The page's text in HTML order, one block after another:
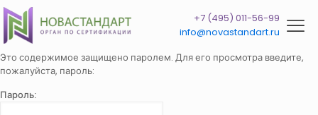
+7 (495) 011-56-99
info@novastandart.ru
Это содержимое защищено паролем. Для его просмотра введите,
пожалуйста, пароль:
Пароль: